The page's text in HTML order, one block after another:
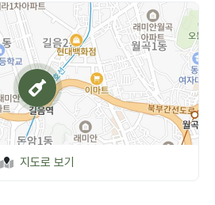
지도로 보기